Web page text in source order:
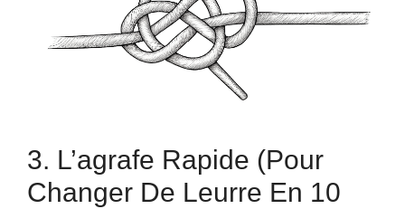
3. L’agrafe Rapide (pour
Changer De Leurre En 10